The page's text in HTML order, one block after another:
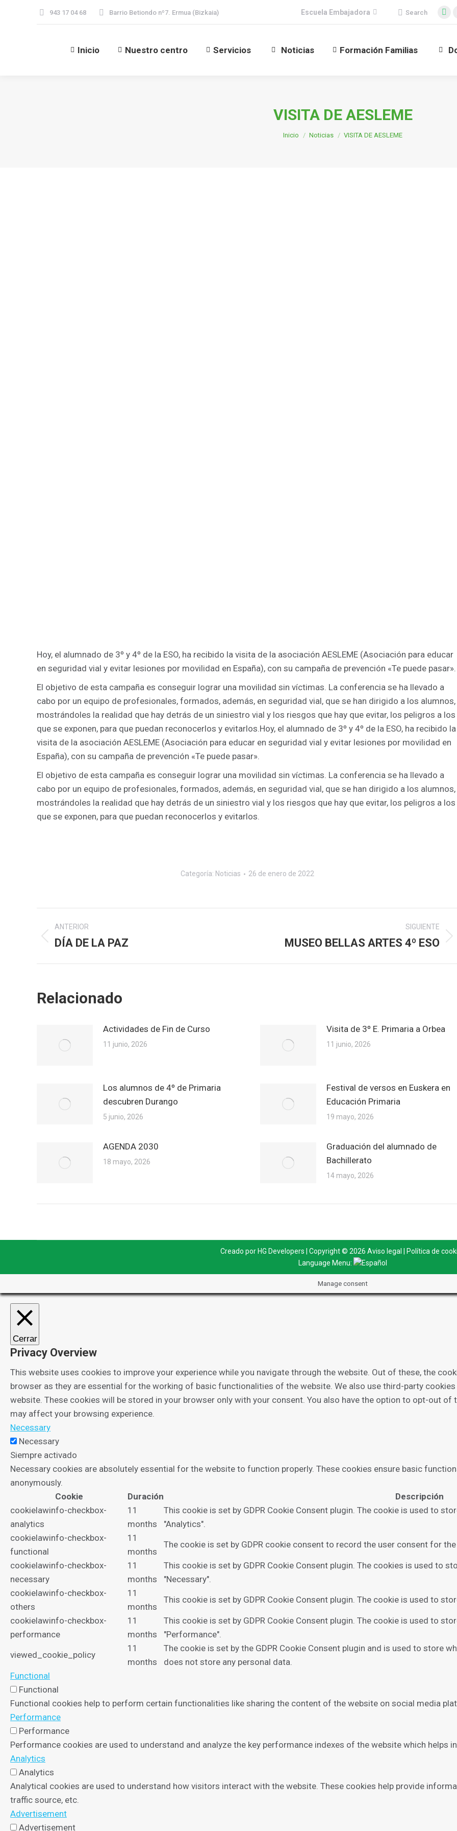
943 17 04 68 Barrio Betiondo nº7. Ermua (Bizkaia) Escuela Embajadora Buscar:
Search
Inicio Nuestro centro Servicios Noticias Formación Familias
VISITA DE AESLEME
Estás aquí:
Inicio Noticias VISITA DE AESLEME
Hoy, el alumnado de 3º y 4º de la ESO, ha recibido la visita de la asociación AESLEME (Asociación para educar
en seguridad vial y evitar lesiones por movilidad en España), con su campaña de prevención «Te puede pasar».
El objetivo de esta campaña es conseguir lograr una movilidad sin víctimas. La conferencia se ha llevado a
cabo por un equipo de profesionales, formados, además, en seguridad vial, que se han dirigido a los alumnos,
mostrándoles la realidad que hay detrás de un siniestro vial y los riesgos que hay que evitar, los peligros a los
que se exponen, para que puedan reconocerlos y evitarlos.Hoy, el alumnado de 3º y 4º de la ESO, ha recibido la
visita de la asociación AESLEME (Asociación para educar en seguridad vial y evitar lesiones por movilidad en
España), con su campaña de prevención «Te puede pasar».
El objetivo de esta campaña es conseguir lograr una movilidad sin víctimas. La conferencia se ha llevado a
cabo por un equipo de profesionales, formados, además, en seguridad vial, que se han dirigido a los alumnos,
mostrándoles la realidad que hay detrás de un siniestro vial y los riesgos que hay que evitar, los peligros a los
que se exponen, para que puedan reconocerlos y evitarlos.
Categoría: Noticias 26 de enero de 2022
Navegación
entre
publicaciones
ANTERIOR
Publicación
DÍA DE LA PAZ
SIGUIENTE
Publicación
MUSEO BELLAS ARTES 4º ESO
Relacionado
Actividades de Fin de Curso
11 junio, 2026
Visita de 3º E. Primaria a Orbea
11 junio, 2026
Los alumnos de 4º de Primaria
descubren Durango
5 junio, 2026
Festival de versos en Euskera en
Educación Primaria
19 mayo, 2026
AGENDA 2030
18 mayo, 2026
Graduación del alumnado de
Bachillerato
14 mayo, 2026
Creado por HG Developers | Copyright © 2026 Aviso legal
Política de
Language Menu:
Manage consent
Cerrar
Privacy Overview
This website uses cookies to improve your experience while you navigate through the website. Out of these, the
browser as they are essential for the working of basic functionalities of the website. We also use third-party
website. These cookies will be stored in your browser only with your consent. You also have the option to opt-out
may affect your browsing experience.
Necessary
Necessary
Siempre activado
Necessary cookies are absolutely essential for the website to function properly. These cookies ensure basic
anonymously.
Cookie
Duración
Descripción
cookielawinfo-checkbox-
analytics
11
months
This cookie is set by GDPR Cookie Consent plugin. The cookie is used to
"Analytics".
cookielawinfo-checkbox-
functional
11
months
The cookie is set by GDPR cookie consent to record the user consent for
cookielawinfo-checkbox-
necessary
11
months
This cookie is set by GDPR Cookie Consent plugin. The cookies is used to
"Necessary".
cookielawinfo-checkbox-
others
11
months
This cookie is set by GDPR Cookie Consent plugin. The cookie is used to
cookielawinfo-checkbox-
performance
11
months
This cookie is set by GDPR Cookie Consent plugin. The cookie is used to
"Performance".
viewed_cookie_policy
11
months
The cookie is set by the GDPR Cookie Consent plugin and is used to store
does not store any personal data.
Functional
Functional
Functional cookies help to perform certain functionalities like sharing the content of the website on social media
Performance
Performance
Performance cookies are used to understand and analyze the key performance indexes of the website which helps
Analytics
Analytics
Analytical cookies are used to understand how visitors interact with the website. These cookies help provide
traffic source, etc.
Advertisement
Advertisement